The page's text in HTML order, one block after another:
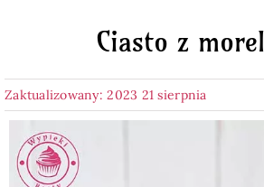
Ciasto z
Zaktualizowany: 2023 21 sierpnia